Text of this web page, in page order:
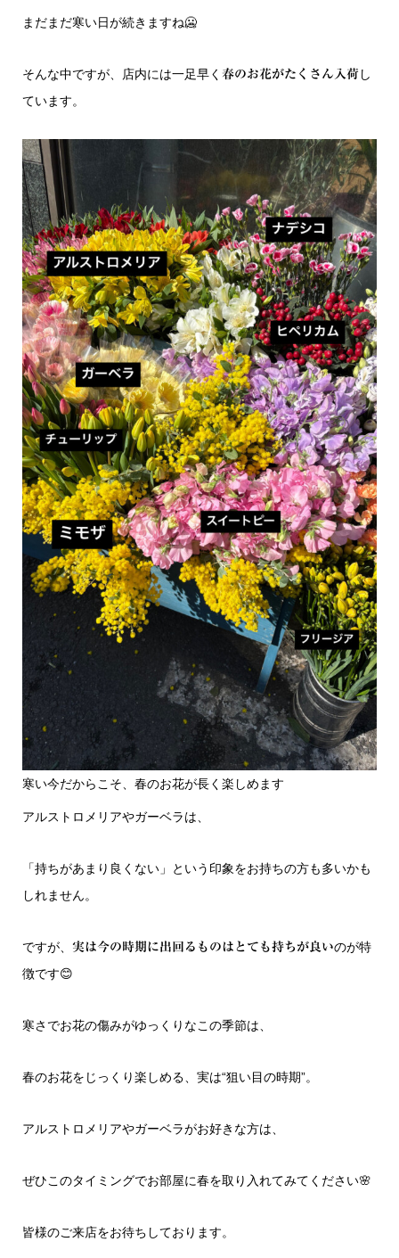
まだまだ寒い日が続きますね🥶
そんな中ですが、店内には一足早く 春のお花がたくさん入荷し
ています。
寒い今だからこそ、春のお花が長く楽しめます
アルストロメリアやガーベラは、
「持ちがあまり良くない」という印象をお持ちの方も多いかも
しれません。
ですが、 実は今の時期に出回るものはとても持ちが良いのが特
徴です😊
寒さでお花の傷みがゆっくりなこの季節は、
春のお花をじっくり楽しめる、実は“狙い目の時期”。
アルストロメリアやガーベラがお好きな方は、
ぜひこのタイミングでお部屋に春を取り入れてみてください🌸
皆様のご来店をお待ちしております。